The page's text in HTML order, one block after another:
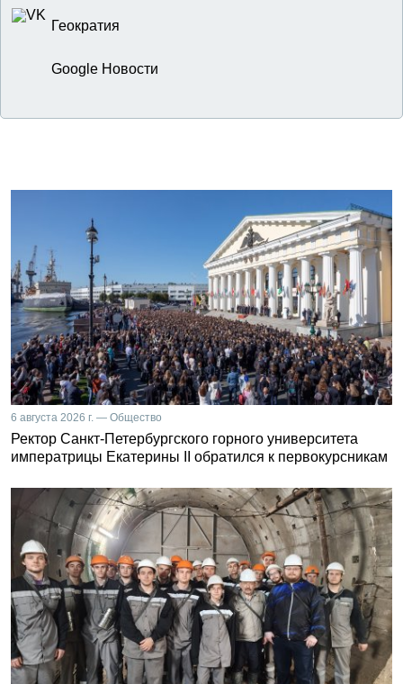
Геократия
Google Новости
6 августа 2026 г. — Общество
Ректор Санкт-Петербургского горного университета
императрицы Екатерины II обратился к первокурсникам